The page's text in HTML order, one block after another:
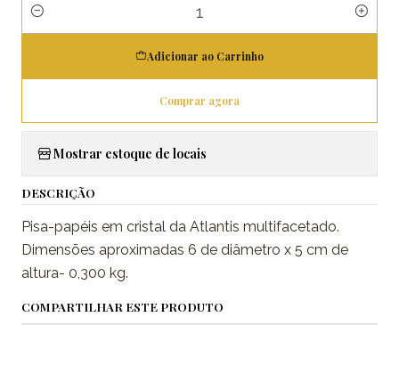
Quantidade
Adicionar ao Carrinho
Comprar agora
Mostrar estoque de locais
DESCRIÇÃO
Pisa-papéis em cristal da Atlantis multifacetado.
Dimensões aproximadas 6 de diâmetro x 5 cm de
altura- 0,300 kg.
COMPARTILHAR ESTE PRODUTO